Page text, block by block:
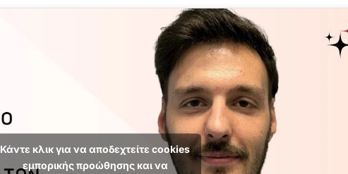
Κάντε κλικ για να αποδεχτείτε cookies
εμπορικής προώθησης και να